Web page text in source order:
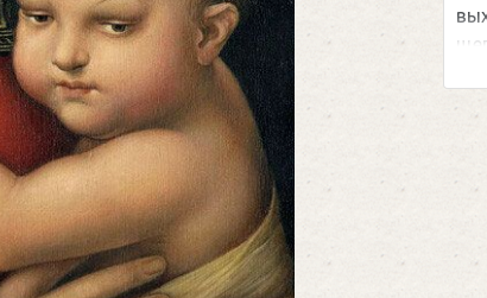
выход из сложной ситуации на поле и
щепетильной в жизни? Кто принесет своей ...